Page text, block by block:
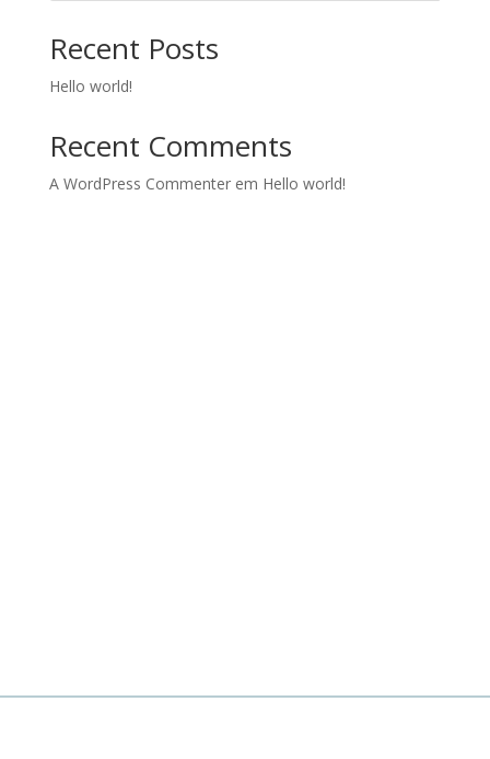
Recent Posts
Hello world!
Recent Comments
A WordPress Commenterem Hello world!